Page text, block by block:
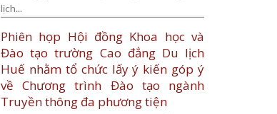
lịch...
Phiên họp Hội đồng Khoa học và
Đào tạo trường Cao đẳng Du lịch
Huế nhằm tổ chức lấy ý kiến góp ý
về Chương trình Đào tạo ngành
Truyền thông đa phương tiện